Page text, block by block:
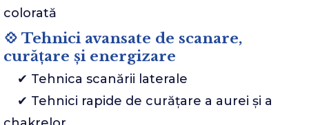
colorată
💠 Tehnici avansate de scanare,
curățare și energizare
✔ Tehnica scanării laterale
✔ Tehnici rapide de curățare a aurei și a